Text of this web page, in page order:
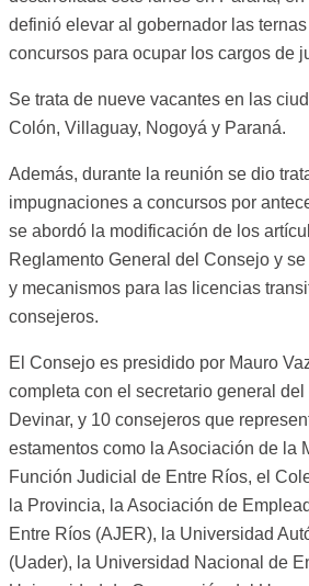
definió elevar al gobernador las
concursos para ocupar los cargos de
Se trata de nueve vacantes en las
Colón, Villaguay, Nogoyá y Paraná.
Además, durante la reunión se dio
impugnaciones a concursos por
se abordó la modificación de los
Reglamento General del Consejo y
y mecanismos para las licencias
consejeros.
El Consejo es presidido por Mauro
completa con el secretario general
Devinar, y 10 consejeros que
estamentos como la Asociación de la
Función Judicial de Entre Ríos, el
la Provincia, la Asociación de
Entre Ríos (AJER), la Universidad
(Uader), la Universidad Nacional de